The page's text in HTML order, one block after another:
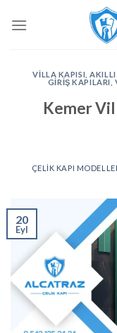
atla
VILLA KAPISI ,AKILLI
GIRIŞ KAPILARI
Kemer
ÇELIK KAPI
20
Eyl